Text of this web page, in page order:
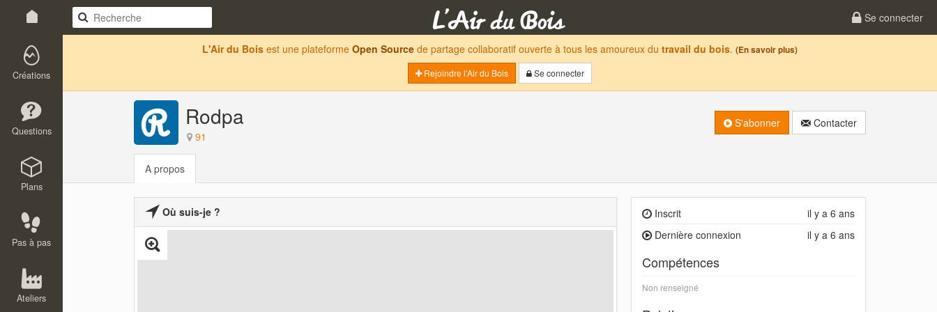
Se connecter
Créations
Questions
Plans
Pas à pas
Ateliers
L'Air du Bois est une plateforme Open Source de partage collaboratif ouverte à tous les amoureux du travail du bois. (En savoir plus)
Rejoindre l'Air du Bois
Se connecter
Rodpa
91
S'abonner Contacter
A propos
Où suis-je ? il y a 6 ans
Inscrit
il y a 6 ans
Dernière connexion
Compétences
Non renseigné